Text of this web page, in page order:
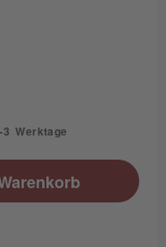
Werktage